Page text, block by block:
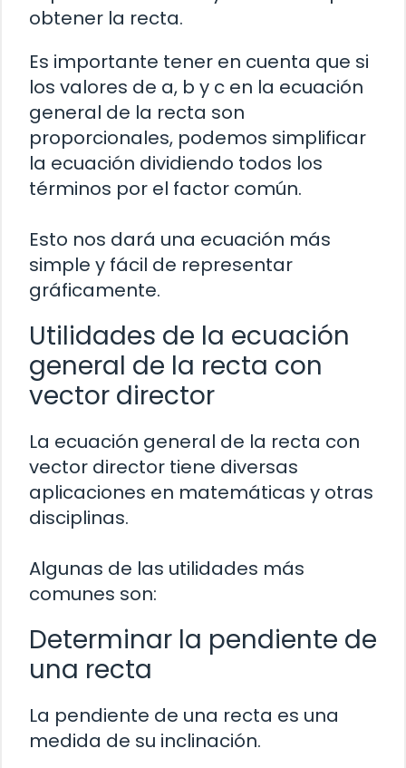
obtener la recta.
Es importante tener en cuenta que si
los valores de a, b y c en la ecuación
general de la recta son
proporcionales, podemos simplificar
la ecuación dividiendo todos los
términos por el factor común.
Esto nos dará una ecuación más
simple y fácil de representar
gráficamente.
Utilidades de la ecuación
general de la recta con
vector director
La ecuación general de la recta con
vector director tiene diversas
aplicaciones en matemáticas y otras
disciplinas.
Algunas de las utilidades más
comunes son:
Determinar la pendiente de
una recta
La pendiente de una recta es una
medida de su inclinación.